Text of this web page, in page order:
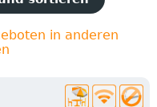
in anderen